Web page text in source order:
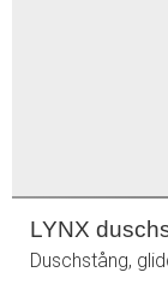
LYNX
Duschstång,